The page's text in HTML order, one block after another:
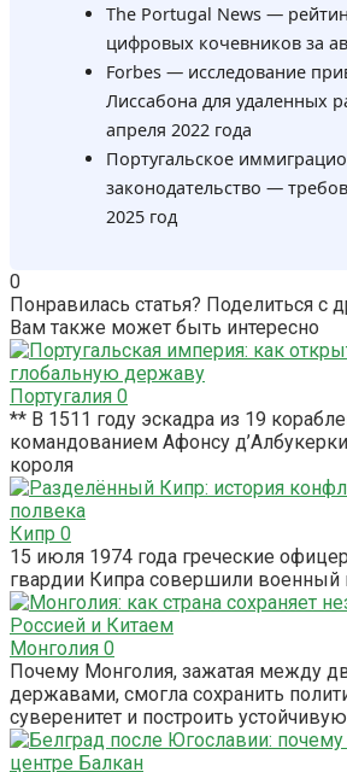
The Portugal News —
цифровых кочевников за
Forbes — исследование
Лиссабона для удаленных
апреля 2022 года
Португальское
законодательство —
2025 год
0
Понравилась статья? Поделиться с
Вам также может быть интересно
Португалия 0
** В 1511 году эскадра из 19
командованием Афонсу
короля
Кипр 0
15 июля 1974 года греческие
гвардии Кипра совершили военный
Монголия 0
Почему Монголия, зажатая между
державами, смогла сохранить
суверенитет и построить устойчивую